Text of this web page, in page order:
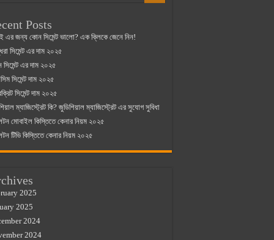
Posts
এর জন্য কোন সিমেন্ট ভালো? এক ক্লিকে জেনে নিন!
সিমেন্ট এর দাম ২০২৫
সিমেন্ট এর দাম ২০২৫
সিমেন্ট দাম ২০২৫
সিমেন্ট দাম ২০২৫
ম্যাজিস্ট্রেট কি? জুডিশিয়াল ম্যাজিস্ট্রেট এর সুযোগ সুবিধা
মোবাইল কিস্তিতে কেনার নিয়ম ২০২৫
টিভি কিস্তিতে কেনার নিয়ম ২০২৫
2025
2025
2024
2024